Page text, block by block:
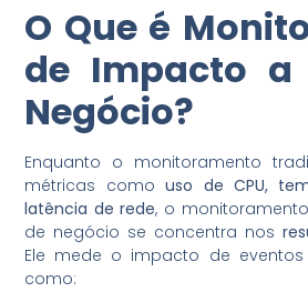
O Que é
de Impacto a
Negócio?
Enquanto o monitoramento
métricas comouso de CPU,
latência de rede, o
de negócio se concentra nos
Ele mede o impacto de
como: